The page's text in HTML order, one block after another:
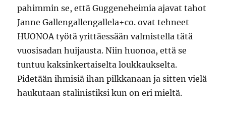
pahimmin se, että Guggeneheimia ajavat tahot
Janne Gallengallengallela+co. ovat tehneet
HUONOA työtä yrittäessään valmistella tätä
vuosisadan huijausta. Niin huonoa, että se
tuntuu kaksinkertaiselta loukkaukselta.
Pidetään ihmisiä ihan pilkkanaan ja sitten vielä
haukutaan stalinistiksi kun on eri mieltä.